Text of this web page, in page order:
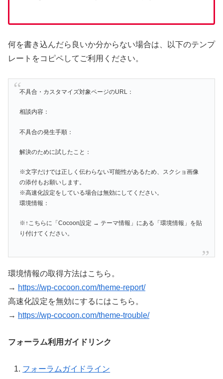
何を書き込んだら良いか分からない場合は、以下のテンプ
レートをコピペしてご利用ください。
不具合・カスタマイズ対象ページのURL：
相談内容：
不具合の発生手順：
解決のために試したこと：
※文字だけでは正しく伝わらない可能性があるため、スクショ画像
の添付もお願いします。
※高速化設定をしている場合は無効にしてください。
環境情報：
※↑こちらに「Cocoon設定 → テーマ情報」にある「環境情報」を貼
り付けてください。
環境情報の取得方法はこちら。
→ https://wp-cocoon.com/theme-report/
高速化設定を無効にするにはこちら。
→ https://wp-cocoon.com/theme-trouble/
フォーラム利用ガイドリンク
フォーラムガイドライン